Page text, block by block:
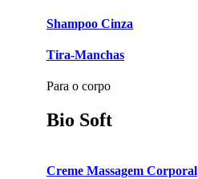
Shampoo Cinza
Tira-Manchas
Para o corpo
Bio Soft
Creme Massagem Corporal